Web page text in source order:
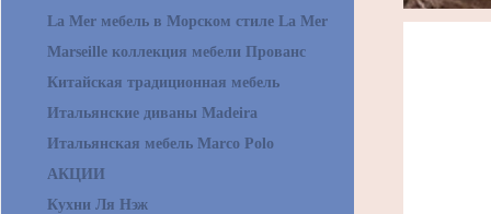
La Mer мебель в Морском стиле La Mer
Marseille коллекция мебели Прованс
Китайская традиционная мебель
Итальянские диваны Madeira
Итальянская мебель Marco Polo
АКЦИИ
Кухни Ля Нэж